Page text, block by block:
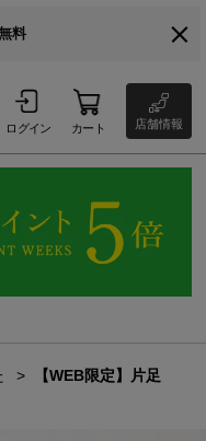
料
ログイン カート 店舗情報
【WEB限定】片足